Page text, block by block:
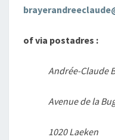
of via postadres :
Andrée-Claude
Avenue de la
1020 Laeken